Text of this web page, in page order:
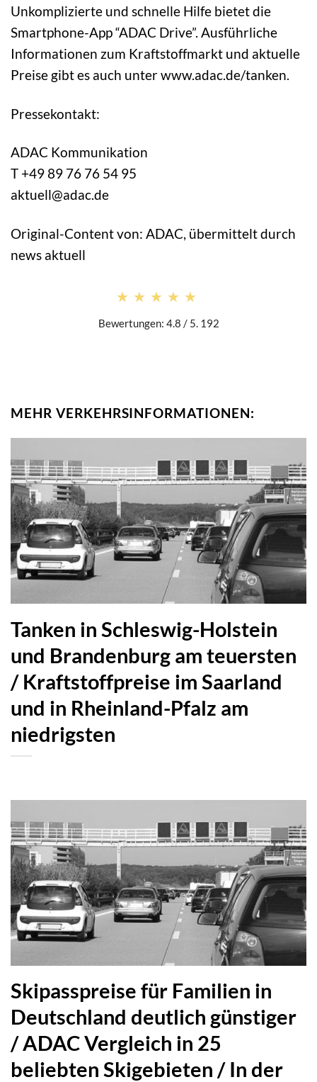
Unkomplizierte und schnelle Hilfe bietet die
Smartphone-App “ADAC Drive”. Ausführliche
Informationen zum Kraftstoffmarkt und aktuelle
Preise gibt es auch unter www.adac.de/tanken.
Pressekontakt:
ADAC Kommunikation
T +49 89 76 76 54 95
aktuell@adac.de
Original-Content von: ADAC, übermittelt durch
news aktuell
★★★★★
★★★★★
Bewertungen: 4.8 / 5. 192
MEHR VERKEHRSINFORMATIONEN:
Tanken in Schleswig-Holstein
und Brandenburg am teuersten
/ Kraftstoffpreise im Saarland
und in Rheinland-Pfalz am
niedrigsten
Skipasspreise für Familien in
Deutschland deutlich günstiger
/ ADAC Vergleich in 25
beliebten Skigebieten / In der